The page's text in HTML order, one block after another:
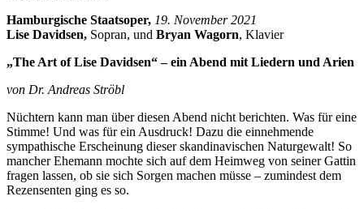
Hamburgische Staatsoper, 19. November 2021
Lise Davidsen, Sopran, und Bryan Wagorn, Klavier
„The Art of Lise Davidsen“ – ein Abend mit Liedern und Arien
von Dr. Andreas Ströbl
Nüchtern kann man über diesen Abend nicht berichten. Was für eine
Stimme! Und was für ein Ausdruck! Dazu die einnehmende
sympathische Erscheinung dieser skandinavischen Naturgewalt! So
mancher Ehemann mochte sich auf dem Heimweg von seiner Gattin
fragen lassen, ob sie sich Sorgen machen müsse – zumindest dem
Rezensenten ging es so.